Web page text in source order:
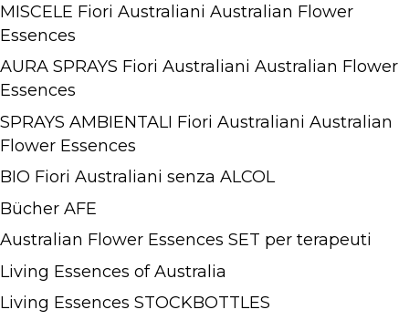
MISCELE Fiori Australiani Australian Flower
Essences
AURA SPRAYS Fiori Australiani Australian Flower
Essences
SPRAYS AMBIENTALI Fiori Australiani Australian
Flower Essences
BIO Fiori Australiani senza ALCOL
Bücher AFE
Australian Flower Essences SET per terapeuti
Living Essences of Australia
Living Essences STOCKBOTTLES